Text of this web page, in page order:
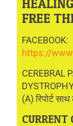
FREE
FACEBOOK:
https://
CEREBRAL
(A) रिपोर्ट साथ
CURRENT